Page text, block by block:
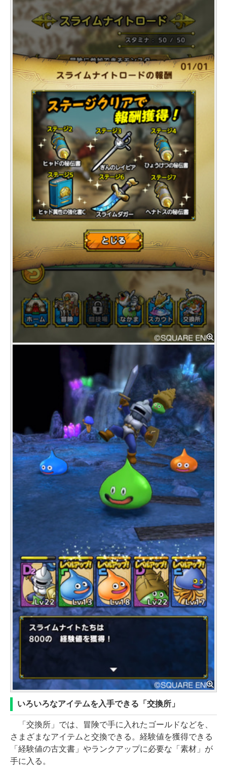
いろいろなアイテムを入手できる「交換所」
「交換所」では、冒険で手に入れたゴールドなどを、
さまざまなアイテムと交換できる。経験値を獲得できる
「経験値の古文書」やランクアップに必要な「素材」が
手に入る。